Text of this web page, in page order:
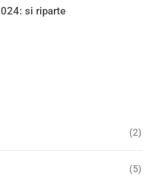
si riparte
(2)
(5)